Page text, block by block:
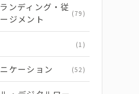
ンディング・従
ジメント
(79)
(1)
ケーション (52)